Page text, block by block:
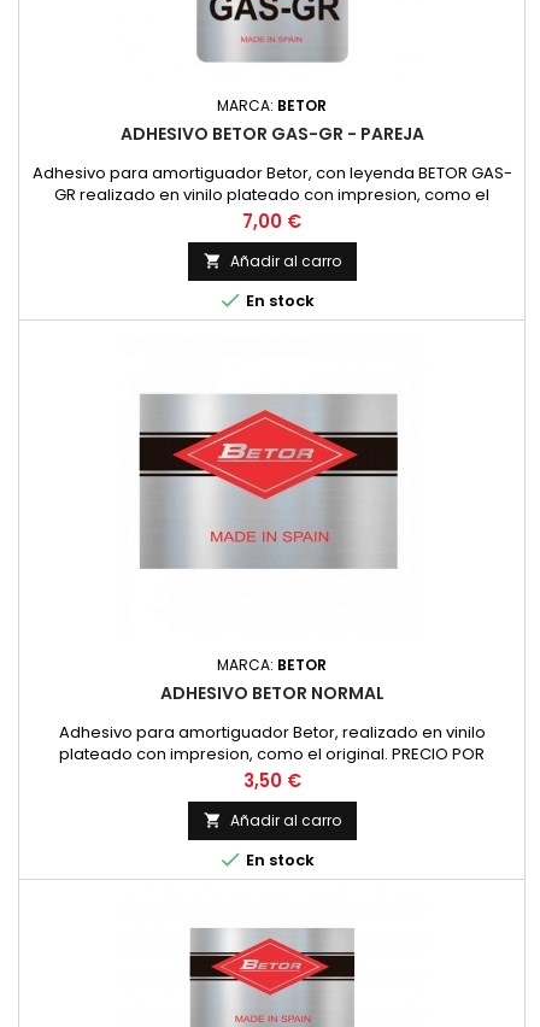
MARCA: BETOR
ADHESIVO BETOR GAS-GR - PAREJA
Adhesivo para amortiguador Betor, con leyenda BETOR GAS-
GR realizado en vinilo plateado con impresion, como el
original. PRECIO POR PAREJA
Precio
7,00 €
 Añadir al carro
 En stock
MARCA: BETOR
ADHESIVO BETOR NORMAL
Adhesivo para amortiguador Betor, realizado en vinilo
plateado con impresion, como el original. PRECIO POR
UNIDAD
Precio
3,50 €
 Añadir al carro
 En stock